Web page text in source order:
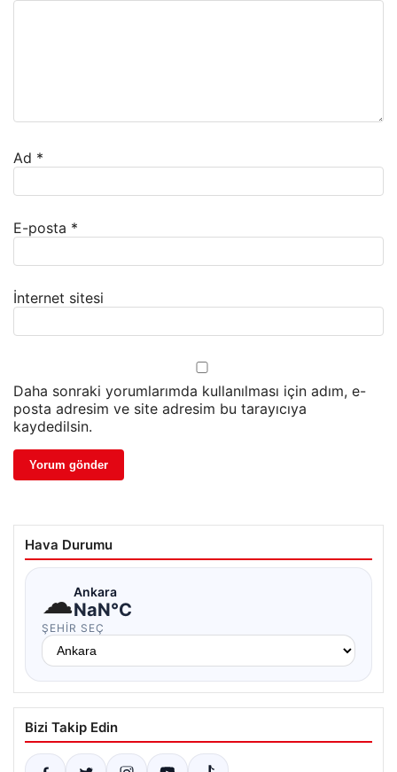
Ad *
E-posta *
İnternet sitesi
Daha sonraki yorumlarımda kullanılması için adım, e-
posta adresim ve site adresim bu tarayıcıya
kaydedilsin.
Hava Durumu
☁Ankara
NaN°C
ŞEHIR SEÇ
Bizi Takip Edin